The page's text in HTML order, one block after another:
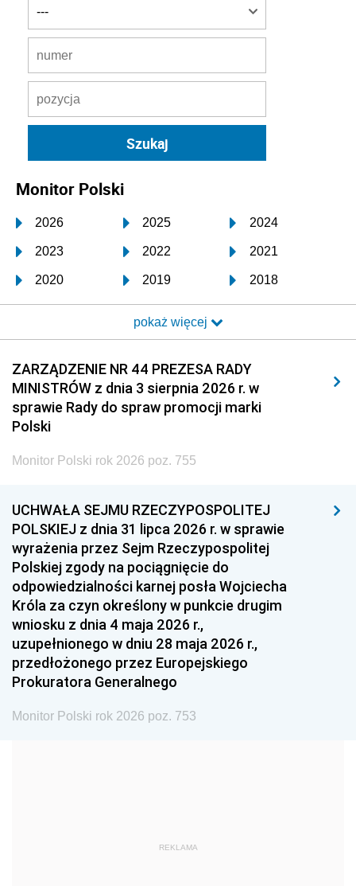
Monitor Polski
2026 2025 2024
2023 2022 2021
2020 2019 2018
2017 2016 2015
2014 2013 2012
2011 2010 2009
2008 2007 2006
2005
1996 1995 1994
1993 1992 1991
1990 1989
1987 1986 1985
1984 1983
1981 1980 1979
1978 1977
1975 1974
1959
pokaż więcej
ZARZĄDZENIE NR 44 PREZESA RADY
MINISTRÓW z dnia 3 sierpnia 2026 r. w
sprawie Rady do spraw promocji marki
Polski
Monitor Polski rok 2026 poz. 755
UCHWAŁA SEJMU RZECZYPOSPOLITEJ
POLSKIEJ z dnia 31 lipca 2026 r. w sprawie
wyrażenia przez Sejm Rzeczypospolitej
Polskiej zgody na pociągnięcie do
odpowiedzialności karnej posła Wojciecha
Króla za czyn określony w punkcie drugim
wniosku z dnia 4 maja 2026 r.,
uzupełnionego w dniu 28 maja 2026 r.,
przedłożonego przez Europejskiego
Prokuratora Generalnego
Monitor Polski rok 2026 poz. 753
REKLAMA